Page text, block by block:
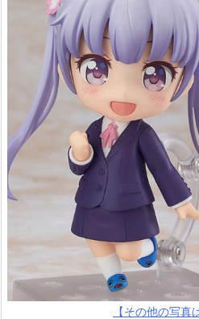
【その他の写真